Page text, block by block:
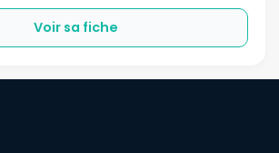
Voir sa fiche